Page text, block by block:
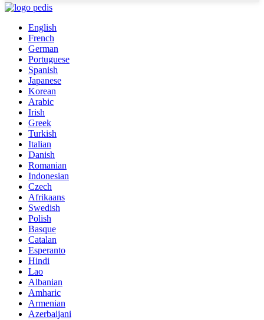
English
French
German
Portuguese
Spanish
Japanese
Korean
Arabic
Irish
Greek
Turkish
Italian
Danish
Romanian
Indonesian
Czech
Afrikaans
Swedish
Polish
Basque
Catalan
Esperanto
Hindi
Lao
Albanian
Amharic
Armenian
Azerbaijani